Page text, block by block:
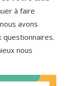
à faire
avons
questionnaires.
nous